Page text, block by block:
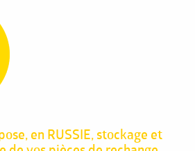
en RUSSIE, stockage et